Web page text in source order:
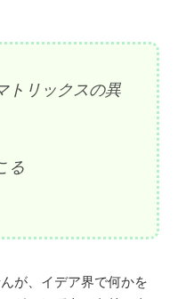
トリックスの異
る
が、イデア界で何かを